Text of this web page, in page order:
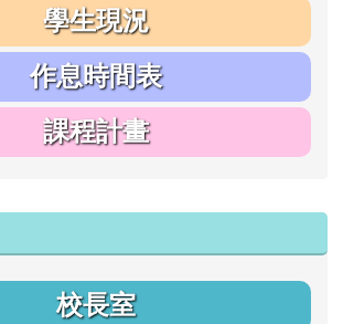
學生現況
作息時間表
課程計畫
校長室